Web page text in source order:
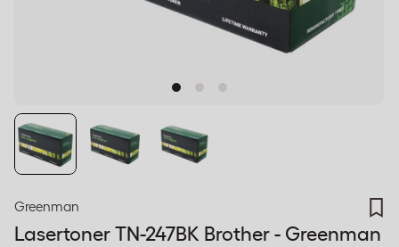
Greenman
Lasertoner TN-247BK Brother - Greenman